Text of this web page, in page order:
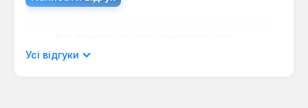
мовою.
Усі відгуки